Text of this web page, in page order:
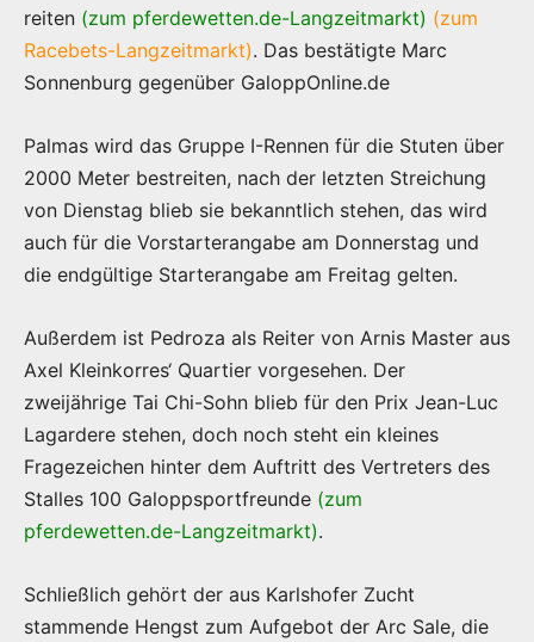
reiten (zum pferdewetten.de-Langzeitmarkt) (zum
Racebets-Langzeitmarkt). Das bestätigte Marc
Sonnenburg gegenüber GaloppOnline.de
Palmas wird das Gruppe I-Rennen für die Stuten über
2000 Meter bestreiten, nach der letzten Streichung
von Dienstag blieb sie bekanntlich stehen, das wird
auch für die Vorstarterangabe am Donnerstag und
die endgültige Starterangabe am Freitag gelten.
Außerdem ist Pedroza als Reiter von Arnis Master aus
Axel Kleinkorres‘ Quartier vorgesehen. Der
zweijährige Tai Chi-Sohn blieb für den Prix Jean-Luc
Lagardere stehen, doch noch steht ein kleines
Fragezeichen hinter dem Auftritt des Vertreters des
Stalles 100 Galoppsportfreunde (zum
pferdewetten.de-Langzeitmarkt).
Schließlich gehört der aus Karlshofer Zucht
stammende Hengst zum Aufgebot der Arc Sale, die